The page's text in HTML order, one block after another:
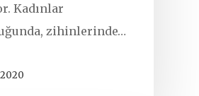
Kadınlar
zihinlerinde…